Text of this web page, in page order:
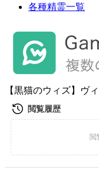
各種精霊一覧
【黒猫のウィズ】ヴ